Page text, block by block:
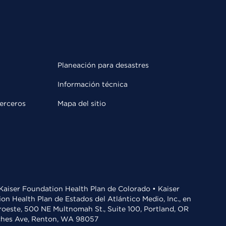
Planeación para desastres
Información técnica
Mapa del sitio
Foundation Health Plan de Colorado • Kaiser
Health Plan de Estados del Atlántico Medio, Inc., en
500 NE Multnomah St., Suite 100, Portland, OR
Ave, Renton, WA 98057